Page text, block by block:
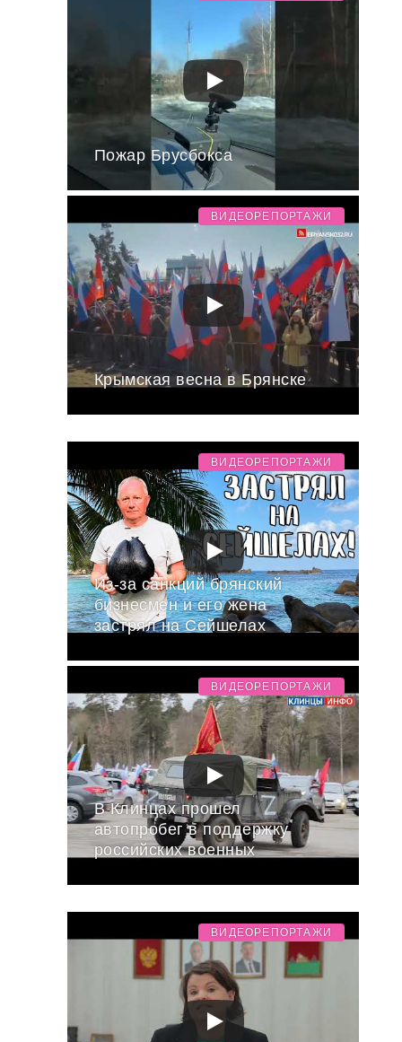
Пожар Брусбокса
Крымская весна в Брянске
ВИДЕОРЕПОРТАЖИ
Из-за санкций брянский
бизнесмен и его жена
застрял на Сейшелах
ВИДЕОРЕПОРТАЖИ
В Клинцах прошел
автопробег в поддержку
российских военных
ВИДЕОРЕПОРТАЖИ
ВИДЕОРЕПОРТАЖИ